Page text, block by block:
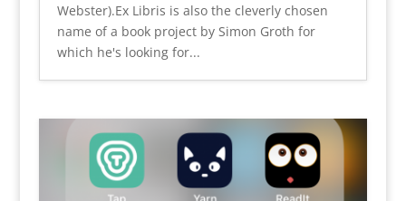
Webster).Ex Libris is also the cleverly chosen
name of a book project by Simon Groth for
which he's looking for...